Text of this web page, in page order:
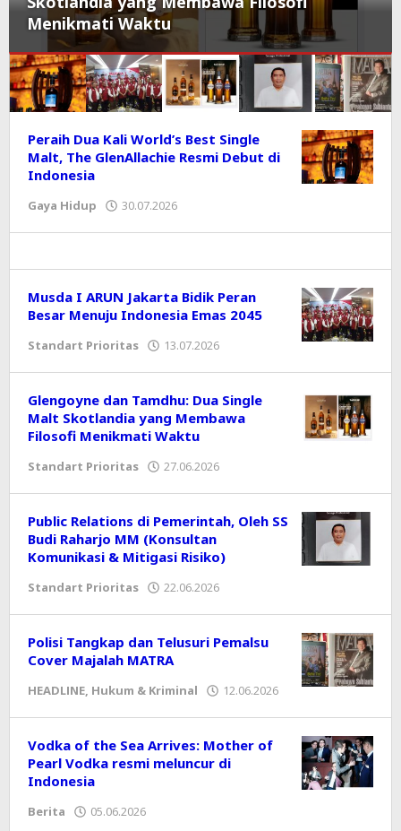
Menikmati Waktu
KORAN
PRIORITAS
Peraih Dua Kali World’s Best Single
Malt, The GlenAllachie Resmi Debut di
Indonesia
Gaya Hidup 30.07.2026
Musda I ARUN Jakarta Bidik Peran
Besar Menuju Indonesia Emas 2045
Standart Prioritas 13.07.2026
Glengoyne dan Tamdhu: Dua Single
Malt Skotlandia yang Membawa
Filosofi Menikmati Waktu
Standart Prioritas 27.06.2026
Public Relations di Pemerintah, Oleh SS
Budi Raharjo MM (Konsultan
Komunikasi & Mitigasi Risiko)
Standart Prioritas 22.06.2026
Polisi Tangkap dan Telusuri Pemalsu
Cover Majalah MATRA
HEADLINE, Hukum & Kriminal 12.06.2026
oleh
Vodka of the Sea Arrives: Mother of
Pearl Vodka resmi meluncur di
Indonesia
Berita 05.06.2026